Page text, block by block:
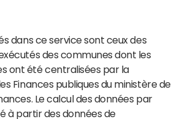
dans ce service sont ceux des
des communes dont les
ont été centralisées par la
Finances publiques du ministère de
Le calcul des données par
à partir des données de